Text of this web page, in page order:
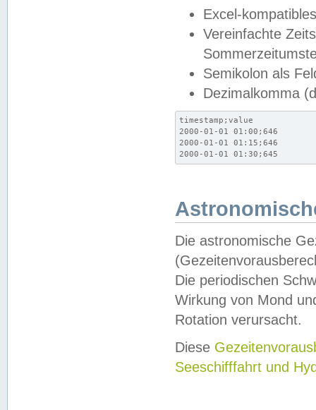
Excel-
Vereinfachte
Semikolon als
Dezimalkomma
timestamp;value
2000-01-01 01:00;646
2000-01-01 01:15;646
2000-01-01 01:30;645
Die astronomische
Die periodischen
Wirkung von Mond
Rotation verursacht.
Diese
Seeschifffahrt und